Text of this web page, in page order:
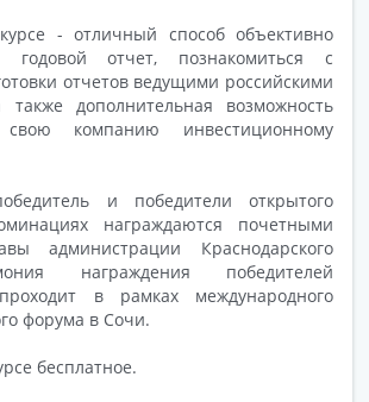
- отличный способ объективно
годовой отчет, познакомиться с
отчетов ведущими российскими
дополнительная возможность
свою компанию инвестиционному
и победители открытого
награждаются почетными
администрации Краснодарского
награждения победителей
в рамках международного
форума в Сочи.
бесплатное.